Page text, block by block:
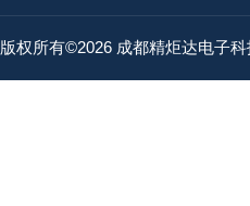
版权所有©2026 成都精炬达电子